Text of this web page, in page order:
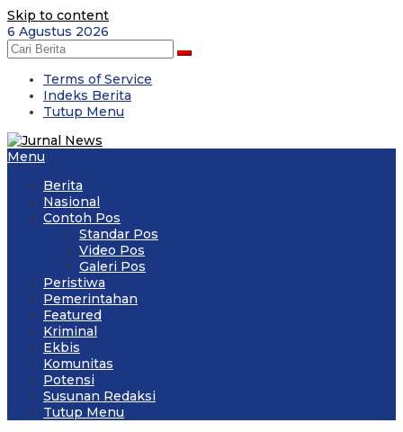
Skip to content
6 Agustus 2026
Terms of Service
Indeks Berita
Tutup Menu
Menu
Berita
Nasional
Contoh Pos
Standar Pos
Video Pos
Galeri Pos
Peristiwa
Pemerintahan
Featured
Kriminal
Ekbis
Komunitas
Potensi
Susunan Redaksi
Tutup Menu